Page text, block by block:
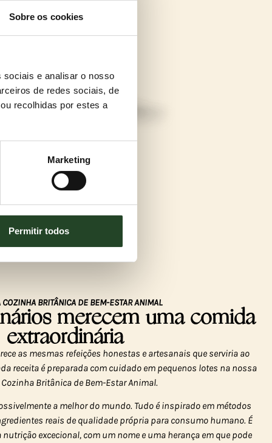
Sobre os cookies
sociais e analisar o nosso
de redes sociais, de
recolhidas por estes a
Marketing
Permitir todos
COZINHA BRITÂNICA DE BEM-ESTAR ANIMAL
merecem uma comida
extraordinária
as mesmas refeições honestas e artesanais que serviria ao
receita é preparada com cuidado em pequenos lotes na nossa
Britânica de Bem-Estar Animal.
a melhor do mundo. Tudo é inspirado em métodos
reais de qualidade própria para consumo humano. É
excecional, com um nome e uma herança em que pode